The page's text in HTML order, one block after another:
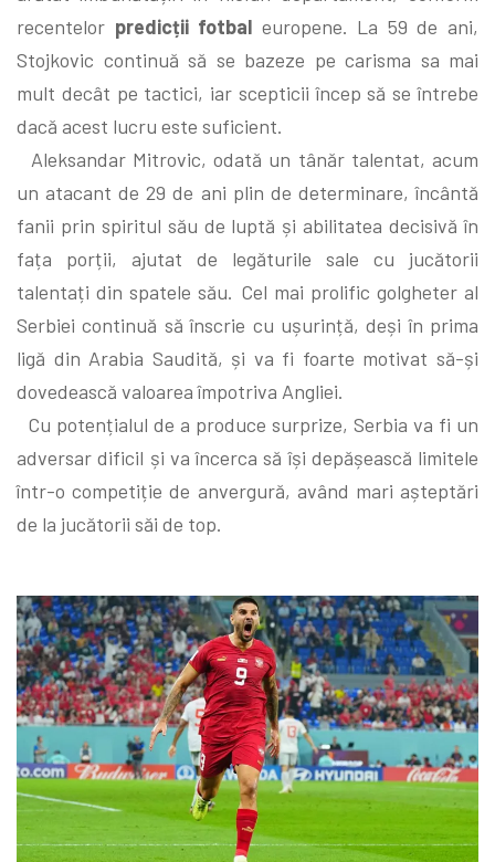
recentelor predicții fotbal europene. La 59 de ani,
Stojkovic continuă să se bazeze pe carisma sa mai
mult decât pe tactici, iar scepticii încep să se întrebe
dacă acest lucru este suficient.
Aleksandar Mitrovic, odată un tânăr talentat, acum
un atacant de 29 de ani plin de determinare, încântă
fanii prin spiritul său de luptă și abilitatea decisivă în
fața porții, ajutat de legăturile sale cu jucătorii
talentați din spatele său. Cel mai prolific golgheter al
Serbiei continuă să înscrie cu ușurință, deși în prima
ligă din Arabia Saudită, și va fi foarte motivat să-și
dovedească valoarea împotriva Angliei.
Cu potențialul de a produce surprize, Serbia va fi un
adversar dificil și va încerca să își depășească limitele
într-o competiție de anvergură, având mari așteptări
de la jucătorii săi de top.